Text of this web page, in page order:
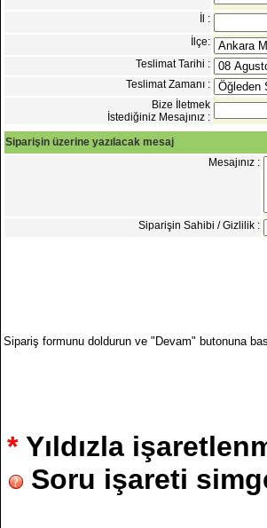
İl :
İlçe:
Teslimat Tarihi :
Teslimat Zamanı :
Bize İletmek
İstediğiniz Mesajınız :
Siparişin üzerine yazılacak mesaj
Mesajınız :
Siparişin Sahibi / Gizlilik :
Sipariş formunu doldurun ve "Devam" butonuna
* Yıldızla
Soru işareti